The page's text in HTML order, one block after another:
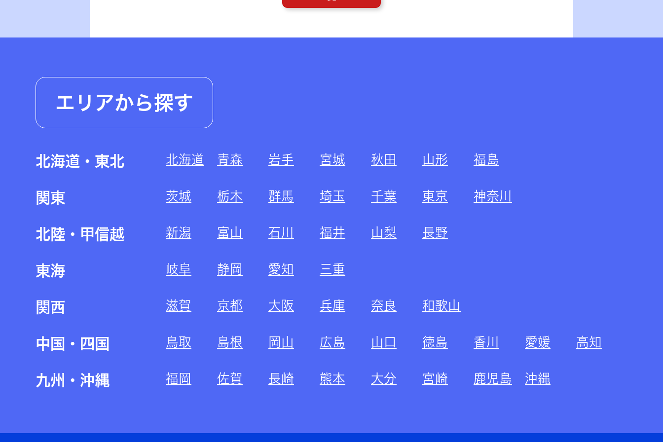
エリアから探す
北海道・東北 北海道 青森 岩手 宮城 秋田 山形 福島
関東 茨城 栃木 群馬 埼玉 千葉 東京 神奈川
北陸・甲信越 新潟 富山 石川 福井 山梨 長野
東海 岐阜 静岡 愛知 三重
関西 滋賀 京都 大阪 兵庫 奈良 和歌山
中国・四国 鳥取 島根 岡山 広島 山口 徳島 香川 愛媛 高知
九州・沖縄 福岡 佐賀 長崎 熊本 大分 宮崎 鹿児島 沖縄